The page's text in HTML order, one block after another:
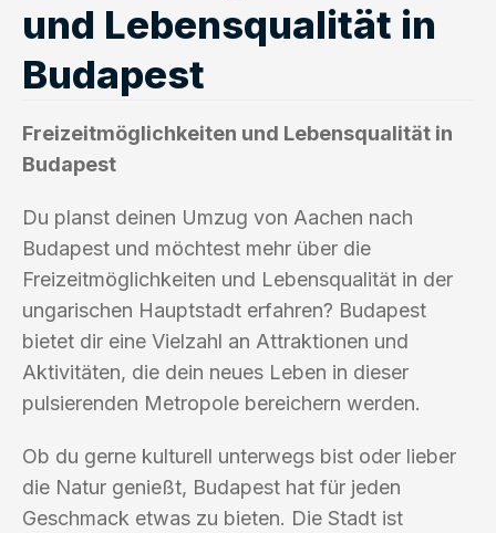
und Lebensqualität in
Budapest
Freizeitmöglichkeiten und Lebensqualität in
Budapest
Du planst deinen Umzug von Aachen nach
Budapest und möchtest mehr über die
Freizeitmöglichkeiten und Lebensqualität in der
ungarischen Hauptstadt erfahren? Budapest
bietet dir eine Vielzahl an Attraktionen und
Aktivitäten, die dein neues Leben in dieser
pulsierenden Metropole bereichern werden.
Ob du gerne kulturell unterwegs bist oder lieber
die Natur genießt, Budapest hat für jeden
Geschmack etwas zu bieten. Die Stadt ist